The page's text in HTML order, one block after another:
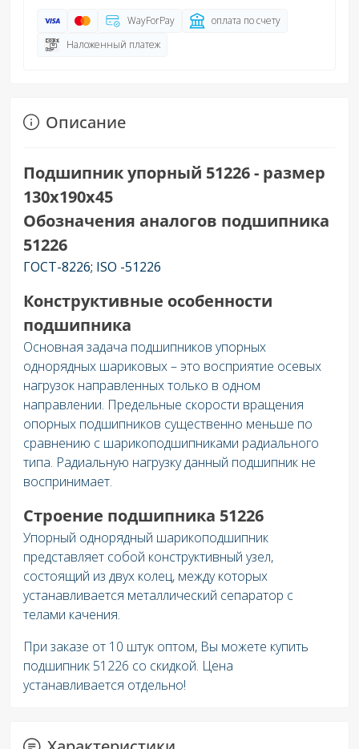
WayForPay
оплата по счету
Наложенный платеж
Описание
Подшипник упорный 51226 - размер
130х190х45
Обозначения аналогов подшипника
51226
ГОСТ-8226; ISO -51226
Конструктивные особенности
подшипника
Основная задача подшипников упорных
однорядных шариковых – это восприятие осевых
нагрузок направленных только в одном
направлении. Предельные скорости вращения
опорных подшипников существенно меньше по
сравнению с шарикоподшипниками радиального
типа. Радиальную нагрузку данный подшипник не
воспринимает.
Строение подшипника 51226
Упорный однорядный шарикоподшипник
представляет собой конструктивный узел,
состоящий из двух колец, между которых
устанавливается металлический сепаратор с
телами качения.
При заказе от 10 штук оптом, Вы можете купить
подшипник 51226 со скидкой. Цена
устанавливается отдельно!